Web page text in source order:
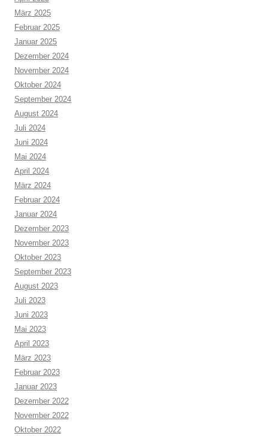
März 2025
Februar 2025
Januar 2025
Dezember 2024
November 2024
Oktober 2024
September 2024
August 2024
Juli 2024
Juni 2024
Mai 2024
April 2024
März 2024
Februar 2024
Januar 2024
Dezember 2023
November 2023
Oktober 2023
September 2023
August 2023
Juli 2023
Juni 2023
Mai 2023
April 2023
März 2023
Februar 2023
Januar 2023
Dezember 2022
November 2022
Oktober 2022